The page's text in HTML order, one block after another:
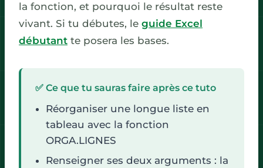
la fonction, et pourquoi le résultat reste
vivant. Si tu débutes, le guide Excel
débutant te posera les bases.
✅ Ce que tu sauras faire après ce tuto
Réorganiser une longue liste en
tableau avec la fonction
ORGA.LIGNES
Renseigner ses deux arguments : la